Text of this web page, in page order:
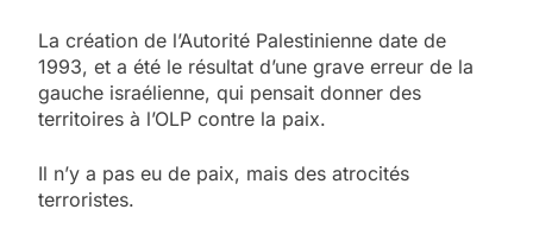
La création de l’Autorité Palestinienne date de
1993, et a été le résultat d’une grave erreur de la
gauche israélienne, qui pensait donner des
territoires à l’OLP contre la paix.
Il n’y a pas eu de paix, mais des atrocités
terroristes.